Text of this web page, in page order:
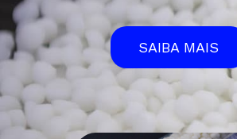
SAIBA MAIS